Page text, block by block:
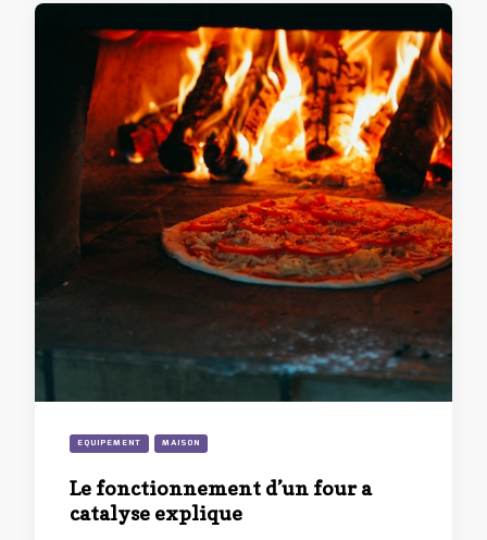
EQUIPEMENT MAISON
Le fonctionnement d’un four a
catalyse explique